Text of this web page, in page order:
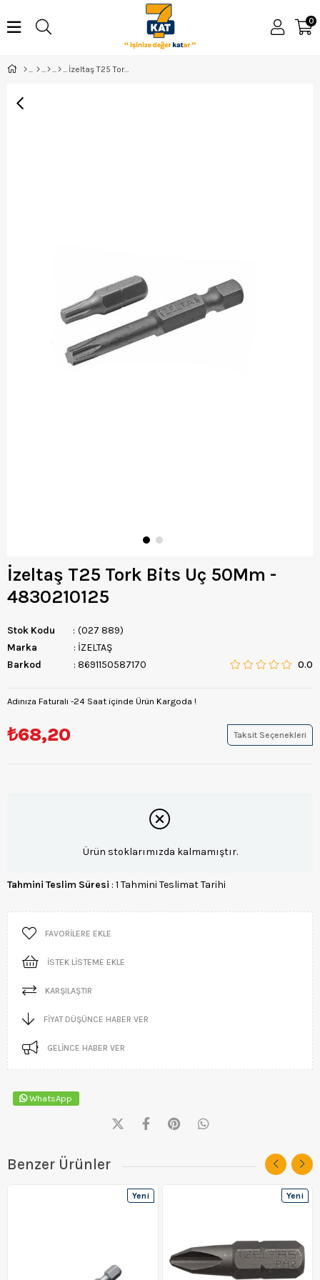
0
İzeltaş T25 Tork Bits Uç 50Mm - 4830210125
İzeltaş T25 Tork Bits Uç 50Mm -
4830210125
Stok Kodu
(027 889)
Marka
: İZELTAŞ
Barkod
: 8691150587170 0.0
Adınıza Faturalı -24 Saat içinde Ürün Kargoda !
₺68,20 Taksit Seçenekleri
Ürün stoklarımızda kalmamıştır.
Tahmini Teslim Süresi : 1 Tahmini Teslimat Tarihi
FAVORILERE EKLE
İSTEK LISTEME EKLE
KARŞILAŞTIR
FIYAT DÜŞÜNCE HABER VER
GELINCE HABER VER
WhatsApp
Benzer Ürünler
Yeni
Yeni